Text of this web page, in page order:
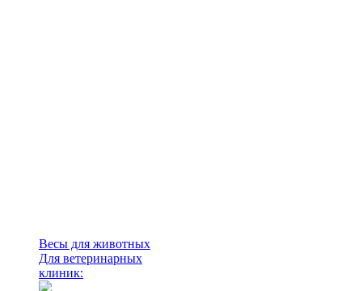
Весы для животных
Для ветеринарных
клиник: